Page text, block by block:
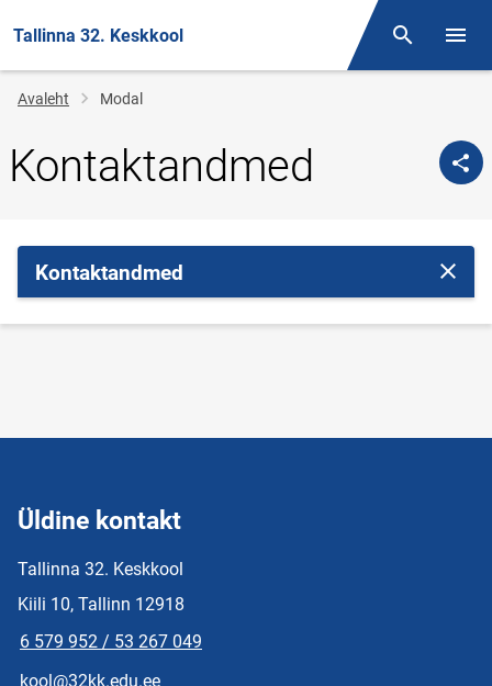
Tallinna 32. Keskkool Otsing
Jälglink
Avaleht Modal
Kontaktandmed
Kontaktandmed Sulge
Üldine kontakt
Tallinna 32. Keskkool
Kiili 10, Tallinn 12918
6 579 952 / 53 267 049
kool@32kk.edu.ee